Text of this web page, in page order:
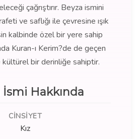
çağrıştırır. Beyza ismini
ve saflığı ile çevresine ışık
kalbinde özel bir yere sahip
Kuran-ı Kerim?de de geçen
kültürel bir derinliğe sahiptir.
İsmi Hakkında
CINSIYET
Kız